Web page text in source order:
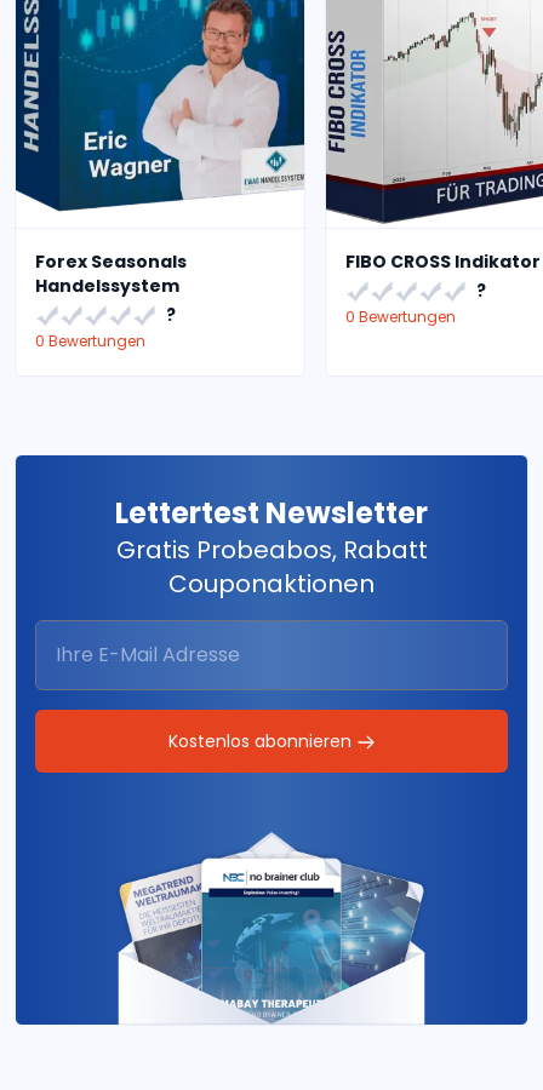
Forex Seasonals
Handelssystem
?
0 Bewertungen
FIBO CROSS Indikator
?
0 Bewertungen
Lettertest Newsletter
Gratis Probeabos, Rabatt
Couponaktionen
Kostenlos abonnieren